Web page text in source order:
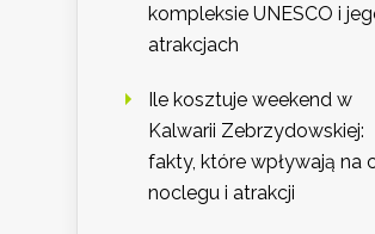
kompleksie UNESCO i
atrakcjach
Ile kosztuje weekend w
Kalwarii Zebrzydowskiej:
fakty, które wpływają na
noclegu i atrakcji